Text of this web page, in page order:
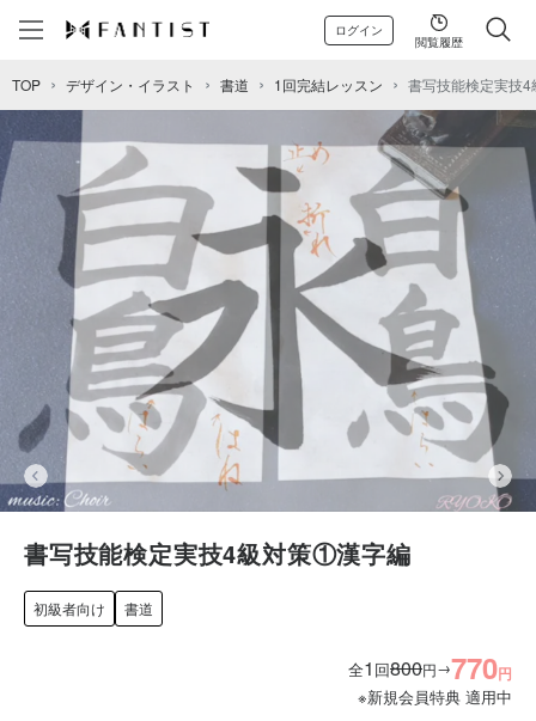
ログイン
閲覧履歴
TOP デザイン・イラスト 書道 1回完結レッスン 書写技能検定実技
書写技能検定実技4級対策①漢字編
初級者向け 書道
全1 回800円→770円
※新規会員特典 適用中